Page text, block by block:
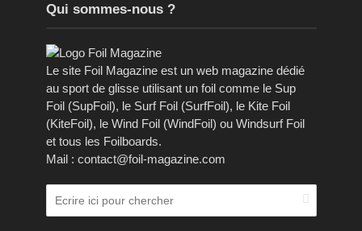
Qui sommes-nous ?
Le site Foil Magazine est un web magazine dédié
au sport de glisse utilisant un foil comme le Sup
Foil (SupFoil), le Surf Foil (SurfFoil), le Kite Foil
(KiteFoil), le Wind Foil (WindFoil) ou Windsurf Foil
et tous les Foilboards.
Mail : contact@foil-magazine.com